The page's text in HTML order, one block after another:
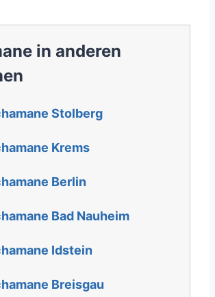
in anderen
Stolberg
Krems
Berlin
Bad Nauheim
Idstein
Breisgau